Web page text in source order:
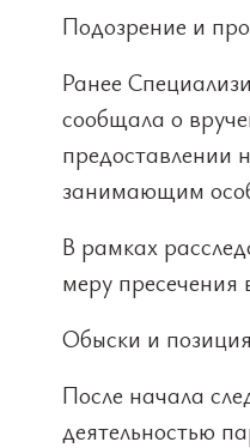
Подозрение и
Ранее
сообщала о
предоставлении
занимающим
В рамках
меру пресечения
Обыски и
После начала
деятельностью